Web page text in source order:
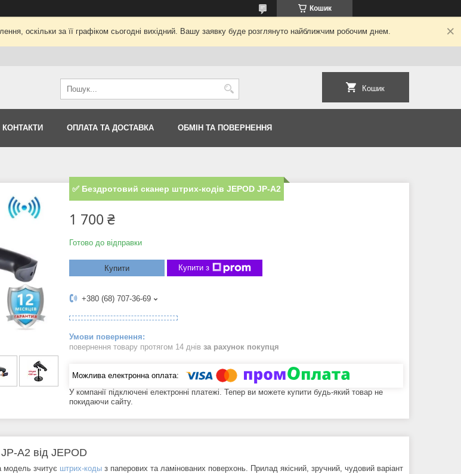
Кошик
оскільки за її графіком сьогодні вихідний. Вашу заявку буде розглянуто найближчим робочим днем.
Кошик
КОНТАКТИ ОПЛАТА ТА ДОСТАВКА ОБМІН ТА ПОВЕРНЕННЯ
✅ Бездротовий сканер штрих-кодів JEPOD JP-A2
1 700 ₴
Готово до відправки
Купити Купити з
+380 (68) 707-36-69
повернення товару протягом 14 днів за рахунок покупця
У компанії підключені електронні платежі. Тепер ви можете купити будь-який товар не
покидаючи сайту.
A2 від JEPOD
модель зчитує штрих-коды з паперових та ламінованих поверхонь. Прилад якісний, зручний, чудовий варіант